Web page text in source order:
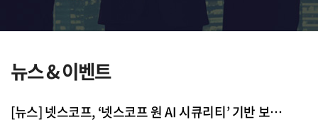
뉴스 & 이벤트
[뉴스] 넷스코프, ‘넷스코프 원 AI 시큐리티’ 기반 보안 전략 강화